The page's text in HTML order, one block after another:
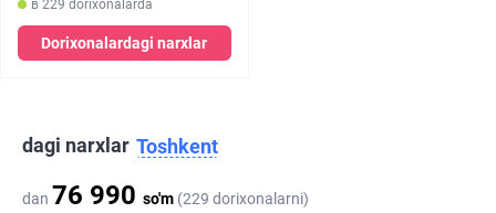
в 229 dorixonalarda
Dorixonalardagi narxlar
dagi narxlar Toshkent
dan 76 990 so'm (229 dorixonalarni)